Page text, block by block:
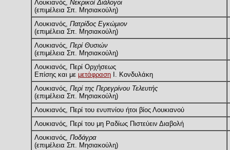
Λουκιανός, Νεκρικοί Διάλογοι
(επιμέλεια Σπ. Μησιακούλη)
Λουκιανός, Πατρίδος Εγκώμιον
(επιμέλεια Σπ. Μησιακούλη)
Λουκιανός, Περί Θυσιών
(επιμέλεια Σπ. Μησιακούλη)
Λουκιανός, Περί Ορχήσεως
Επίσης και με μετάφραση Ι. Κονδυλάκη
Λουκιανός, Περί της Περεγρίνου Τελευτής
(επιμέλεια Σπ. Μησιακούλη)
Λουκιανός, Περί του ενυπνίου ήτοι βίος Λουκιανού
Λουκιανός, Περί του μη Ραδίως Πιστεύειν Διαβολή
Λουκιανός, Ποδάγρα
(επιμέλεια Σπ. Μησιακούλη)